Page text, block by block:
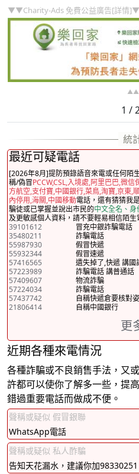
▼▼Charity-Ads 免費公益廣告[詳情
▲▲
1 /
最近可疑電話
[2026年8月]提防預錄語音來電或任何陌
稱/偽冒PCCW,CSL,入境處,阿里巴巴,微
方航空,支付寶,中國銀行,菜鳥,淘寶,京東,
內停用,海關,中國移動電話，還有猜猜我
騙徒或已掌握並說出市民的中文全名、
及更敏感個人資料，請不要輕易相信陌生
39101612
冒充中銀詐騙電話
35480211
詐騙電話
55987930
假冒快遞
55932344
假冒速遞
57416565
遺失掉了,快遞 講國
57223989
詐騙電話 講普通話
57409607
物流詐騙
57224034
詐騙電話
57437742
自稱快遞倉要核對
21806414
自稱中國銀行
更
近期各種來電情況
各種詐騙或不良銷售手法，又
許都可以使你了解多一些，提
錯過重要電話而做成不便。
聲稱或疑似 假冒銀聯
WhatsApp電話
聲稱或疑似 私人酢騙
告知天花漏水，建議你加98330251